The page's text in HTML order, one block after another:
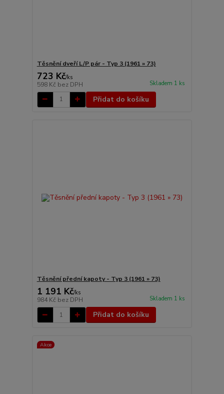
Těsnění dveří L/P pár - Typ 3 (1961 » 73)
723 Kč/ks
598 Kč bez DPH Skladem 1 ks
Přidat do košíku
Těsnění přední kapoty - Typ 3 (1961 » 73)
1 191 Kč/ks
984 Kč bez DPH Skladem 1 ks
Přidat do košíku
Akce